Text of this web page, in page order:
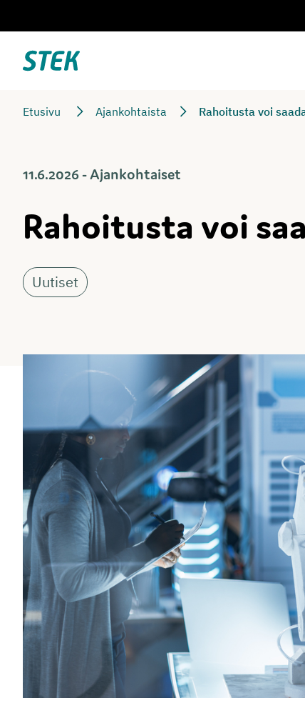
suoraan
sisältöön
Stek
Etusivu Ajankohtaista Rahoitusta voi
11.6.2026 - Ajankohtaiset
Rahoitusta voi
Uutiset